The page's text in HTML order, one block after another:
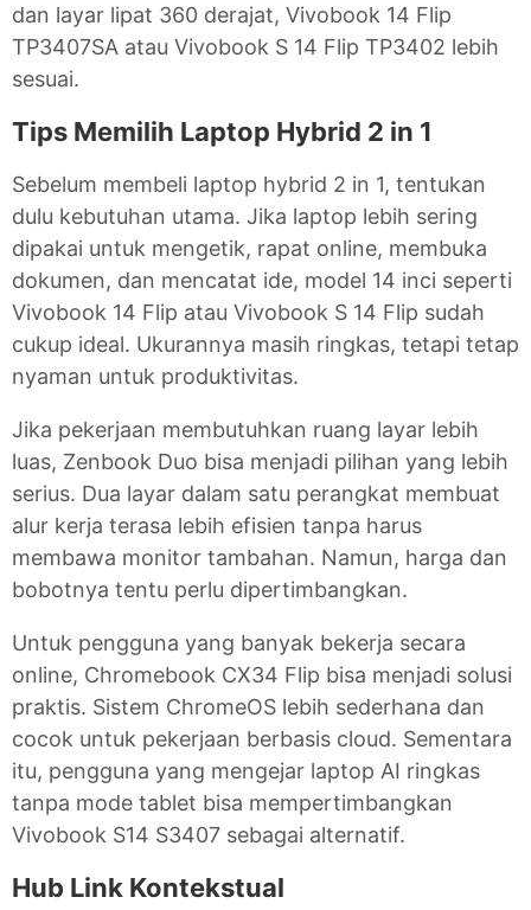
dan layar lipat 360 derajat, Vivobook 14 Flip
TP3407SA atau Vivobook S 14 Flip TP3402 lebih
sesuai.
Tips Memilih Laptop Hybrid 2 in 1
Sebelum membeli laptop hybrid 2 in 1, tentukan
dulu kebutuhan utama. Jika laptop lebih sering
dipakai untuk mengetik, rapat online, membuka
dokumen, dan mencatat ide, model 14 inci seperti
Vivobook 14 Flip atau Vivobook S 14 Flip sudah
cukup ideal. Ukurannya masih ringkas, tetapi tetap
nyaman untuk produktivitas.
Jika pekerjaan membutuhkan ruang layar lebih
luas, Zenbook Duo bisa menjadi pilihan yang lebih
serius. Dua layar dalam satu perangkat membuat
alur kerja terasa lebih efisien tanpa harus
membawa monitor tambahan. Namun, harga dan
bobotnya tentu perlu dipertimbangkan.
Untuk pengguna yang banyak bekerja secara
online, Chromebook CX34 Flip bisa menjadi solusi
praktis. Sistem ChromeOS lebih sederhana dan
cocok untuk pekerjaan berbasis cloud. Sementara
itu, pengguna yang mengejar laptop AI ringkas
tanpa mode tablet bisa mempertimbangkan
Vivobook S14 S3407 sebagai alternatif.
Hub Link Kontekstual